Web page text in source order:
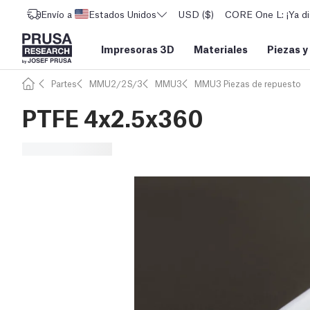
Envío a Estados Unidos USD ($) CORE One L: ¡Ya
Impresoras 3D Materiales Piezas
Partes MMU2/2S/3 MMU3 MMU3 Piezas de repuesto
PTFE 4x2.5x360